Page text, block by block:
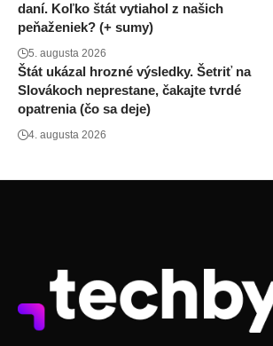
daní. Koľko štát vytiahol z našich
peňaženiek? (+ sumy)
5. augusta 2026
Štát ukázal hrozné výsledky. Šetriť na
Slovákoch neprestane, čakajte tvrdé
opatrenia (čo sa deje)
4. augusta 2026